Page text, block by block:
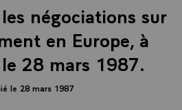
négociations sur
en Europe, à
28 mars 1987.
le 28 mars 1987